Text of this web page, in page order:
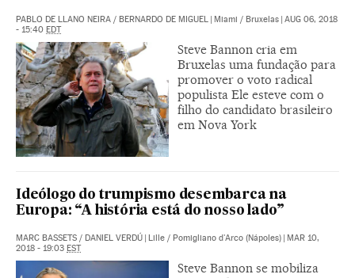
PABLO DE LLANO NEIRA / BERNARDO DE MIGUEL | Miami / Bruxelas | AUG 06, 2018
- 15:40 EDT
Steve Bannon cria em
Bruxelas uma fundação para
promover o voto radical
populista Ele esteve com o
filho do candidato brasileiro
em Nova York
Ideólogo do trumpismo desembarca na
Europa: “A história está do nosso lado”
MARC BASSETS / DANIEL VERDÚ | Lille / Pomigliano d'Arco (Nápoles) | MAR 10,
2018 - 19:03 EST
Steve Bannon se mobiliza